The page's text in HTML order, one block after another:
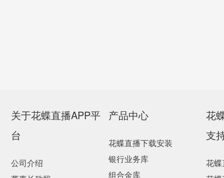
关于花蝶直播APP平
台
公司介绍
产品中心
花蝶直播下载安装
银行业务库
组合金库
花
支
花